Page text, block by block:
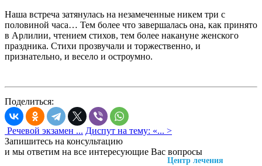
Наша встреча затянулась на незамеченные никем три с
половиной часа… Тем более что завершалась она, как принято
в Арлилии, чтением стихов, тем более накануне женского
праздника. Стихи прозвучали и торжественно, и
признательно, и весело и остроумно.
Поделиться:
Речевой экзамен ... Диспут на тему: «... >
Запишитесь на консультацию
и мы ответим на все интересующие Вас вопросы
Центр лечения